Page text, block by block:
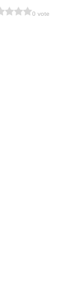
0 vote